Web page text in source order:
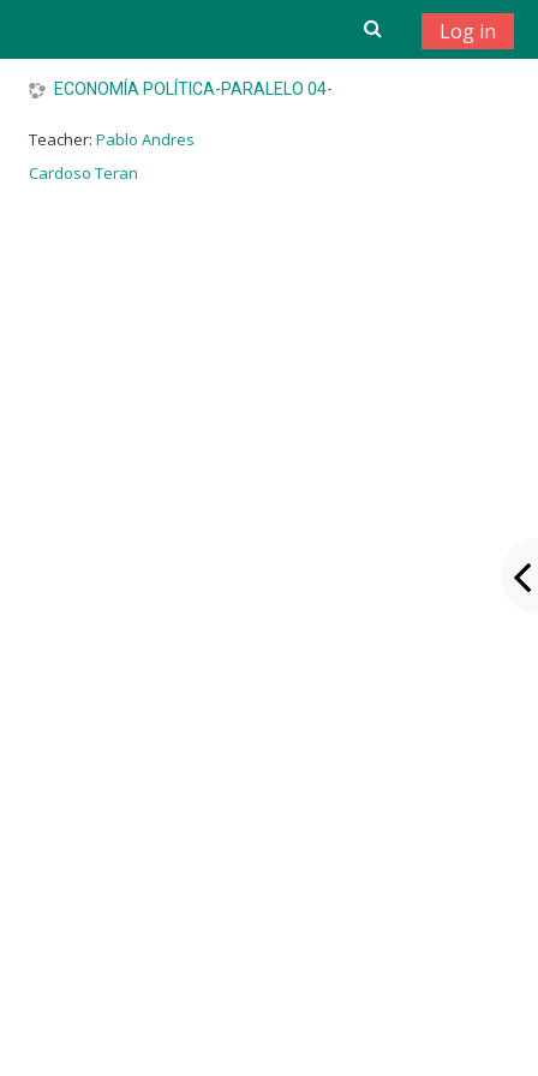
Log in
ECONOMÍA POLÍTICA-PARALELO 04-
Teacher:Pablo Andres
Cardoso Teran